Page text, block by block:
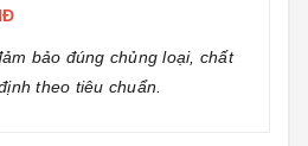
bảo đúng chủng loại, chất
theo tiêu chuẩn.